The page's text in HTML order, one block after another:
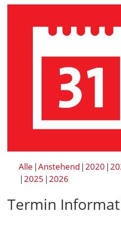
Alle Anstehend 2020
2025 2026
Termin